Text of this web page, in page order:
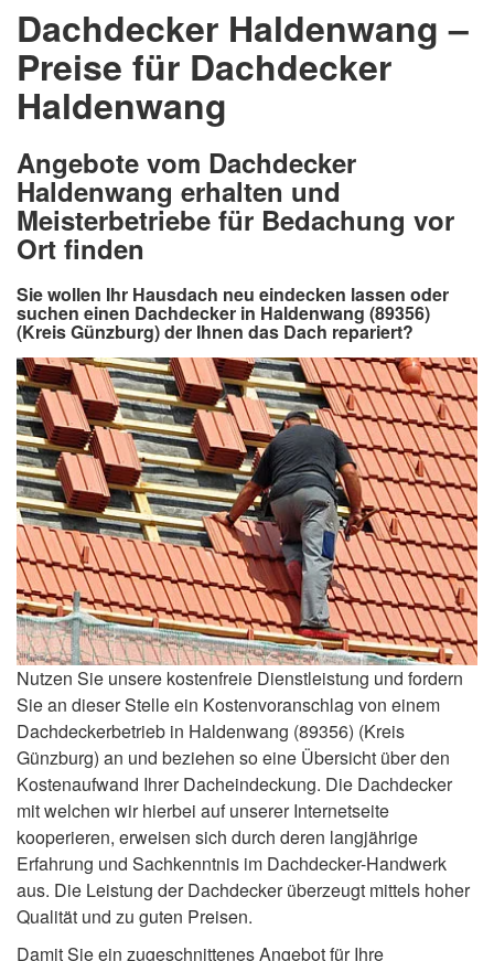
Dachdecker Haldenwang –
Preise für Dachdecker
Haldenwang
Angebote vom Dachdecker
Haldenwang erhalten und
Meisterbetriebe für Bedachung vor
Ort finden
Sie wollen Ihr Hausdach neu eindecken lassen oder
suchen einen Dachdecker in Haldenwang (89356)
(Kreis Günzburg) der Ihnen das Dach repariert?
Nutzen Sie unsere kostenfreie Dienstleistung und fordern
Sie an dieser Stelle ein Kostenvoranschlag von einem
Dachdeckerbetrieb in Haldenwang (89356) (Kreis
Günzburg) an und beziehen so eine Übersicht über den
Kostenaufwand Ihrer Dacheindeckung. Die Dachdecker
mit welchen wir hierbei auf unserer Internetseite
kooperieren, erweisen sich durch deren langjährige
Erfahrung und Sachkenntnis im Dachdecker-Handwerk
aus. Die Leistung der Dachdecker überzeugt mittels hoher
Qualität und zu guten Preisen.
Damit Sie ein zugeschnittenes Angebot für Ihre